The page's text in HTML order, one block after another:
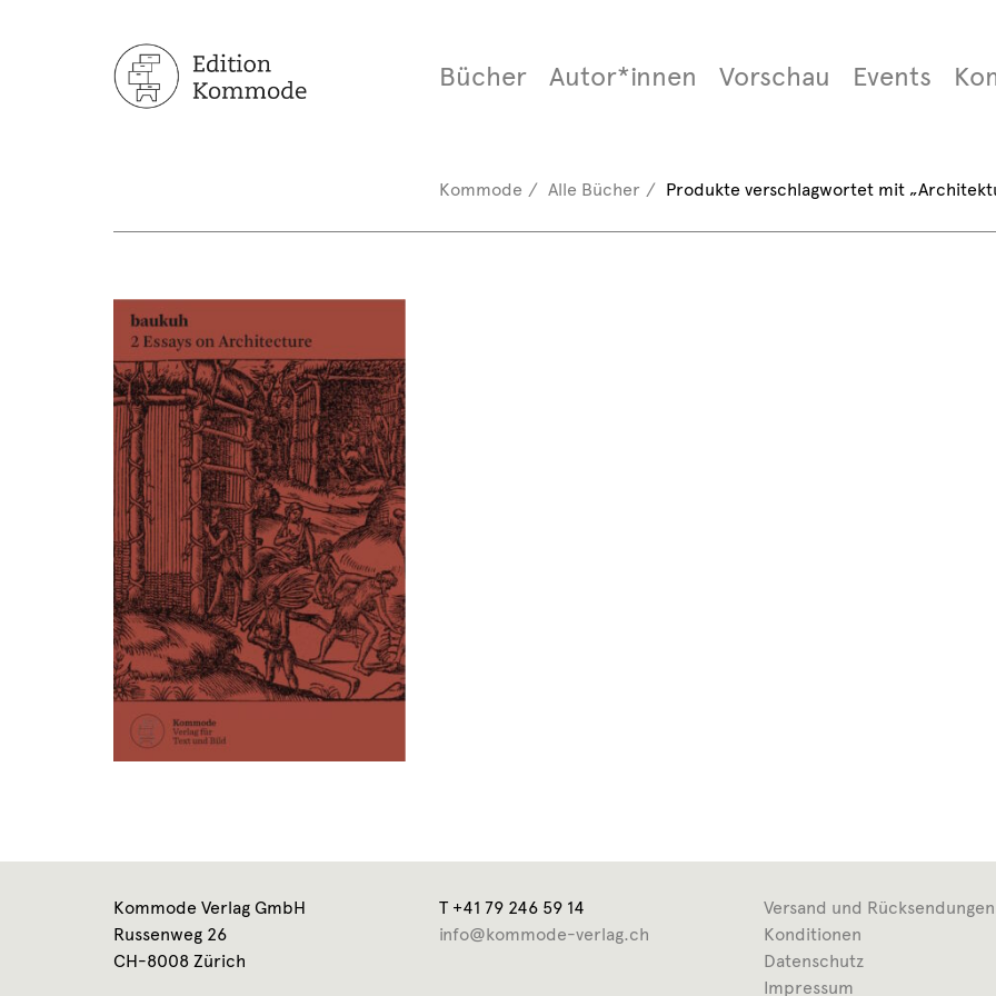
Bücher Autor*innen Vorschau Events
Kommode Alle Bücher Produkte verschlagwortet mit
Kommode Verlag GmbH
Russenweg 26
CH-8008 Zürich
T +41 79 246 59 14
info@kommode-verlag.ch
Versand und Rücksendungen
Konditionen
Datenschutz
Impressum